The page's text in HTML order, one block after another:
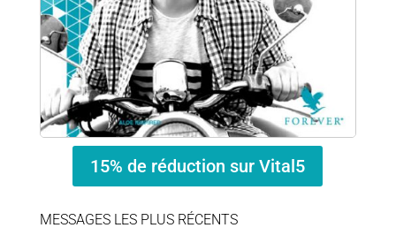
15% de réduction sur Vital5
MESSAGES LES PLUS RÉCENTS